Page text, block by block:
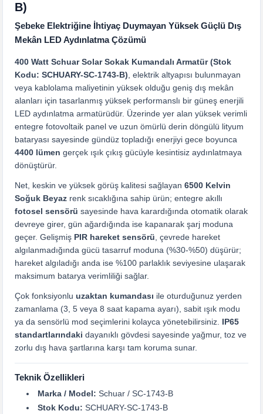
B)
Şebeke Elektriğine İhtiyaç Duymayan Yüksek Güçlü Dış
Mekân LED Aydınlatma Çözümü
400 Watt Schuar Solar Sokak Kumandalı Armatür (Stok
Kodu: SCHUARY-SC-1743-B) , elektrik altyapısı bulunmayan
veya kablolama maliyetinin yüksek olduğu geniş dış mekân
alanları için tasarlanmış yüksek performanslı bir güneş enerjili
LED aydınlatma armatürüdür. Üzerinde yer alan yüksek verimli
entegre fotovoltaik panel ve uzun ömürlü derin döngülü lityum
bataryası sayesinde gündüz topladığı enerjiyi gece boyunca
4400 lümen gerçek ışık çıkış gücüyle kesintisiz aydınlatmaya
dönüştürür.
Net, keskin ve yüksek görüş kalitesi sağlayan 6500 Kelvin
Soğuk Beyaz renk sıcaklığına sahip ürün; entegre akıllı
fotosel sensörü sayesinde hava karardığında otomatik olarak
devreye girer, gün ağardığında ise kapanarak şarj moduna
geçer. Gelişmiş PIR hareket sensörü , çevrede hareket
algılanmadığında gücü tasarruf moduna (%30-%50) düşürür;
hareket algıladığı anda ise %100 parlaklık seviyesine ulaşarak
maksimum batarya verimliliği sağlar.
Çok fonksiyonlu uzaktan kumandası ile oturduğunuz yerden
zamanlama (3, 5 veya 8 saat kapama ayarı), sabit ışık modu
ya da sensörlü mod seçimlerini kolayca yönetebilirsiniz. IP65
standartlarındaki dayanıklı gövdesi sayesinde yağmur, toz ve
zorlu dış hava şartlarına karşı tam koruma sunar.
Teknik Özellikleri
Marka / Model: Schuar / SC-1743-B
Stok Kodu: SCHUARY-SC-1743-B